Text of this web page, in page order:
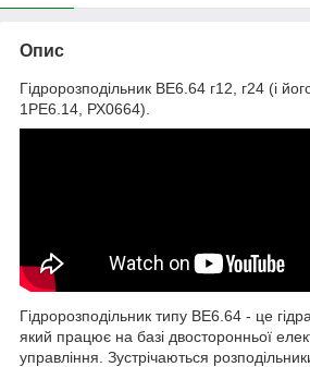
Опис
Гідророзподільник ВЕ6.64 г12, г24 (і
1РЕ6.14, РХ0664).
Гідророзподільник типу ВЕ6.64 - це
який працює на базі двосторонньої
управління. Зустрічаються